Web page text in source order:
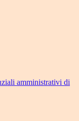
amministrativi di